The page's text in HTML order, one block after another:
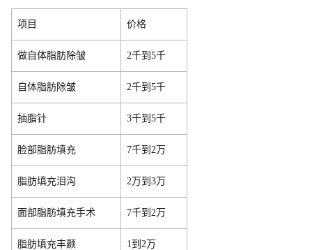
项目 价格
做自体脂肪除皱 2千到5千
自体脂肪除皱 2千到5千
抽脂针 3千到5千
脸部脂肪填充 7千到2万
脂肪填充泪沟 2万到3万
面部脂肪填充手术 7千到2万
脂肪填充丰颞 1到2万